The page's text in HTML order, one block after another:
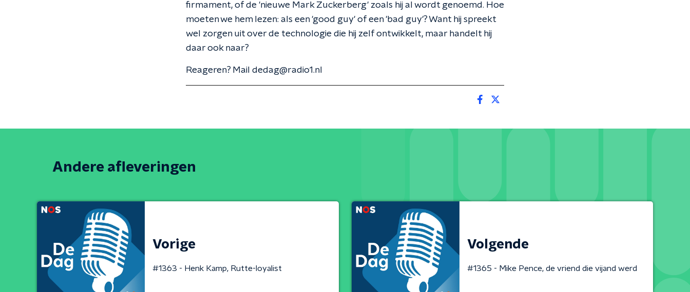
firmament, of de 'nieuwe Mark Zuckerberg' zoals hij al wordt genoemd. Hoe
moeten we hem lezen: als een 'good guy' of een 'bad guy'? Want hij spreekt
wel zorgen uit over de technologie die hij zelf ontwikkelt, maar handelt hij
daar ook naar?
Reageren? Mail dedag@radio1.nl
Andere afleveringen
Vorige
#1363 - Henk Kamp, Rutte-loyalist
Volgende
#1365 - Mike Pence, de vriend die vijand werd